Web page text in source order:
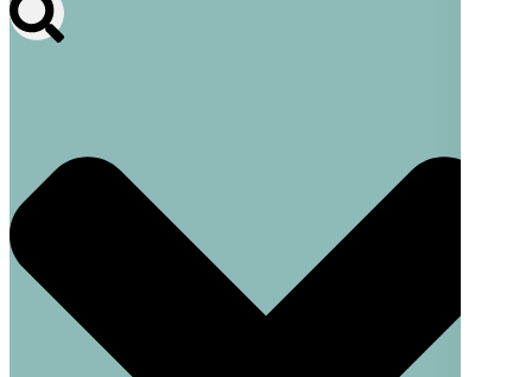
Jabbari Fine Living
JBR Fine Living- Wiener Online Shop für
handgeknüpfte Teppichunikate & Abstrakte Kunst für